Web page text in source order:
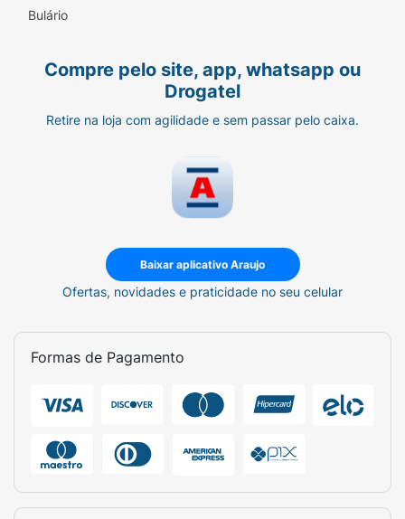
• Efeito btx capilar
• 100% livre de amônia, parabenos, petrolatos
• Tipo progressiva caseira
• Shampoo e 3 Minutos Milagrosos com
fórmula Vegana* e sem crueldade animal
Bulário
Compre pelo site, app, whatsapp ou
Drogatel
Retire na loja com agilidade e sem passar pelo caixa.
Baixar aplicativo Araujo
Ofertas, novidades e praticidade no seu celular
Formas de Pagamento